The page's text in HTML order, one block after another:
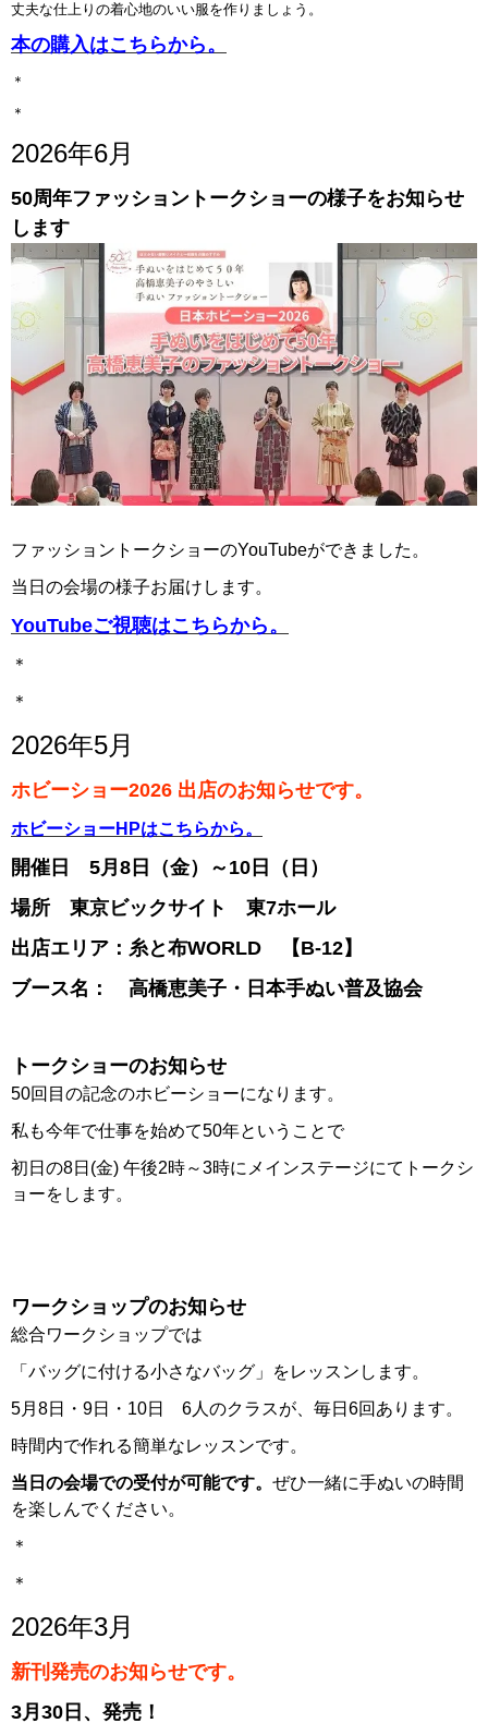
丈夫な仕上りの着心地のいい服を作りましょう。
本の購入はこちらから。
＊
＊
2026年6月
50周年ファッショントークショーの様子をお知らせ
します
ファッショントークショーのYouTubeができました。
当日の会場の様子お届けします。
YouTubeご視聴はこちらから。
＊
＊
2026年5月
ホビーショー2026 出店のお知らせです。
ホビーショーHPはこちらから。
開催日 5月8日（金）～10日（日）
場所 東京ビックサイト 東7ホール
出店エリア：糸と布WORLD 【B-12】
ブース名： 高橋恵美子・日本手ぬい普及協会
トークショーのお知らせ
50回目の記念のホビーショーになります。
私も今年で仕事を始めて50年ということで
初日の8日(金) 午後2時～3時にメインステージにてトークシ
ョーをします。
ワークショップのお知らせ
総合ワークショップでは
「バッグに付ける小さなバッグ」をレッスンします。
5月8日・9日・10日 6人のクラスが、毎日6回あります。
時間内で作れる簡単なレッスンです。
当日の会場での受付が可能です。 ぜひ一緒に手ぬいの時間
を楽しんでください。
＊
＊
2026年3月
新刊発売のお知らせです。
3月30日、発売！